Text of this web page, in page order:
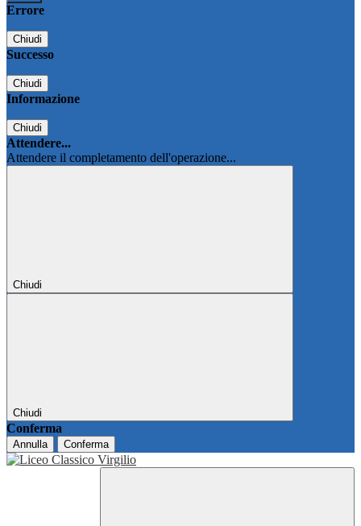
Errore
Chiudi
Successo
Chiudi
Informazione
Chiudi
Attendere...
Attendere il completamento dell'operazione...
Chiudi
Chiudi
Conferma
Annulla Conferma